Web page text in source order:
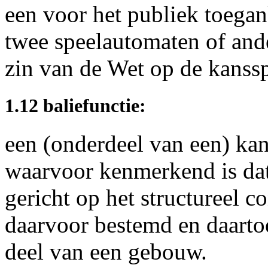
een voor het publiek
twee speelautomaten of
zin van de Wet op de
1.12 baliefunctie:
een (onderdeel van een)
waarvoor kenmerkend is
gericht op het structureel
daarvoor bestemd en
deel van een gebouw.